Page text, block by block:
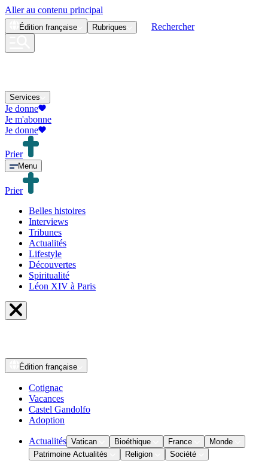
Aller au contenu principal
Édition française Rubriques Rechercher
Services
Je donne
Je m'abonne
Je donne
Prier
Menu
Prier
Belles histoires
Interviews
Tribunes
Actualités
Lifestyle
Découvertes
Spiritualité
Léon XIV à Paris
Édition française
Cotignac
Vacances
Castel Gandolfo
Adoption
Actualités Vatican Bioéthique France
Monde
Patrimoine Actualités
Religion Société